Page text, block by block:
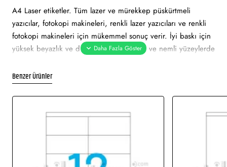
A4 Laser etiketler. Tüm lazer ve mürekkep püskürtmeli
yazıcılar, fotokopi makineleri, renkli lazer yazıcıları ve renkli
fotokopi makineleri için mükemmel sonuç verir. İyi baskı için
yüksek beyazlık ve düzgün yüzey. Soğuk ve nemli yüzeylerde
sürdürülebilir FSC sertifikalıdır. Etiketler atık kağıt, geri
dönüşümlü karton ambalaj ile% 100 geri dönüştürülebilir.
Etiket kırmızı renklidir. Tüm lazer ve mürekkep püskürtmeli
yazıcılarda sorunsuz yazdırmayı onaylar. Soğuk ve nemli
net baskı alınır. Etiket mattır.
Benzer Ürünler